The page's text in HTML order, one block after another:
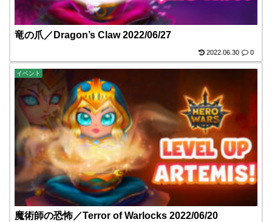
竜の爪／Dragon’s Claw 2022/06/27
2022.06.30 0
イベント
魔術師の恐怖／Terror of Warlocks 2022/06/20